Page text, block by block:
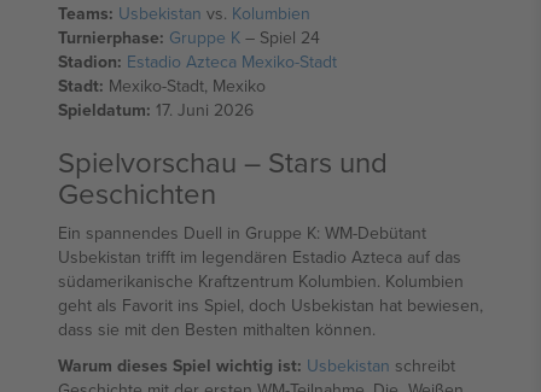
Teams: Usbekistan vs. Kolumbien
Turnierphase: Gruppe K – Spiel 24
Stadion: Estadio Azteca Mexiko-Stadt
Stadt: Mexiko-Stadt, Mexiko
Spieldatum: 17. Juni 2026
Spielvorschau – Stars und
Geschichten
Ein spannendes Duell in Gruppe K: WM-Debütant
Usbekistan trifft im legendären Estadio Azteca auf das
südamerikanische Kraftzentrum Kolumbien. Kolumbien
geht als Favorit ins Spiel, doch Usbekistan hat bewiesen,
dass sie mit den Besten mithalten können.
Warum dieses Spiel wichtig ist: Usbekistan schreibt